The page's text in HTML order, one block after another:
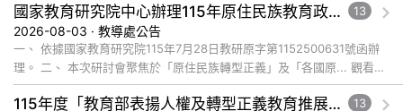
國家教育研究院中心辦理115年原住民族教育政策研討會「原住民族教育國際趨勢與發展」 13
2026-08-03 · 教導處公告
一、 依據國家教育研究院115年7月28日教研原字第1152500631號函辦
理。 二、 本次研討會聚焦於「原住民族轉型正義」及「各國原... 觀看完
整文章
115年度「教育部表揚人權及轉型正義教育推展貢獻獎」實施計畫 13